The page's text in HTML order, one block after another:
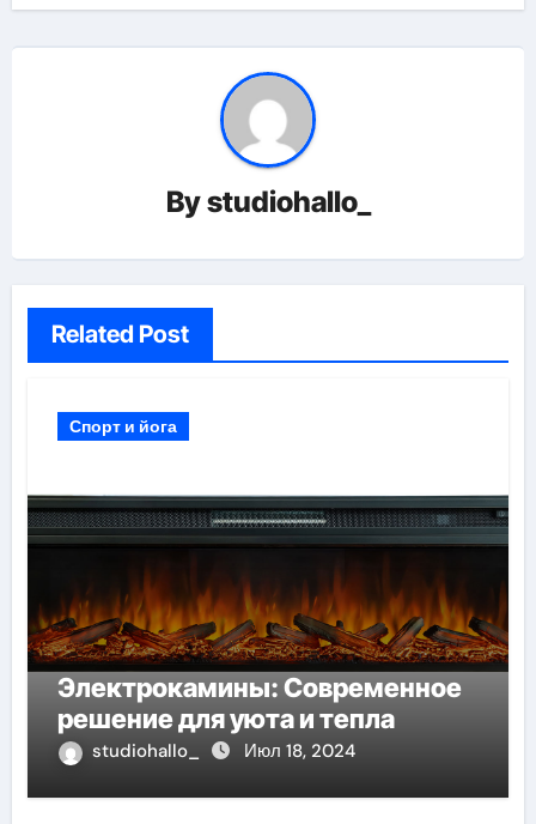
Bystudiohallo_
Related Post
Спорт и йога
Электрокамины: Современное
решение для уюта и тепла
studiohallo_ Июл 18, 2024